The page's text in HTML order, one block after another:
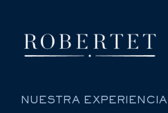
NUESTRA EXPERIENCIA